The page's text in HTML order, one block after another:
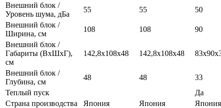
Внешний блок /
Уровень шума, дБа
55 55
50
Внешний блок /
Ширина, см
108 108
90
Внешний блок /
Габариты (ВхШхГ),
см
142,8х108х48 142,8х108х48
Внешний блок /
Глубина, см
48 48
33
Теплый пуск
Да
Страна производства
Япония Япония
Япония